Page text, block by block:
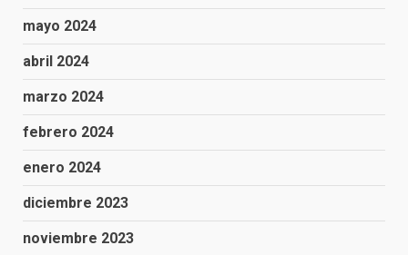
mayo 2024
abril 2024
marzo 2024
febrero 2024
enero 2024
diciembre 2023
noviembre 2023